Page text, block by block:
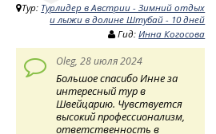
Тур: Турлидер в Австрии - Зимний отдых
и лыжи в долине Штубай - 10 дней
Гид:Инна Когосова
Oleg, 28 июля 2024
Большое спасибо Инне за
интересный тур в
Швейцарию. Чувствуется
высокий профессионализм,
ответственность в